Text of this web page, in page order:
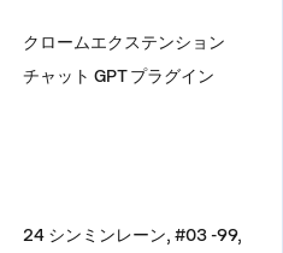
クロームエクステンション
チャット GPT プラグイン
24 シンミンレーン, #03 -99,